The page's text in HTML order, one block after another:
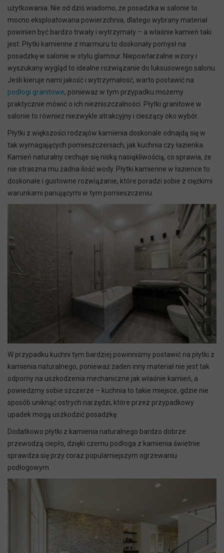
użytkowania. Nie od dziś wiadomo, że posadzka w salonie to
mocno eksploatowana powierzchnia, dlatego wybrany materiał
powinien być bardzo trwały i wytrzymały – a właśnie kamień taki
jest. Płytki kamienne z marmuru to doskonały pomysł na
posadzkę w salonie w stylu glamour. Niepowtarzalne wzory i
wyszukany wygląd to idealne rozwiązanie do luksusowego salonu.
Jeśli kieruje nami jakość i wytrzymałość, warto postawić na
podłogi granitowe, ponieważ w tym przypadku możemy
praktycznie mówić o ich niezniszczalności. Płytki granitowe w
salonie to również niezwykle atrakcyjny i cieszący oko wybór.
Płytki z większości rodzajów kamienia doskonale odnajdą się w
tak wymagających pomieszczeniach, jak kuchnia czy łazienka.
Kamień naturalny cechuje się niską nasiąkliwością, co sprawia, że
nie straszna mu żadna ilość wody. Płytki kamienne w łazience to
doskonałe i gustowne rozwiązanie, które poradzi sobie z ciężkimi
warunkami panującymi w tym pomieszczeniu.
W przypadku kuchni tym bardziej powinniśmy postawić na płytki z
kamienia naturalnego, ponieważ żaden inny materiał nie jest tak
odporny na uszkodzenia mechaniczne jak właśnie kamień, a
powiedzmy sobie szczerze – kuchnia to takie miejsce, gdzie nie
sposób uniknąć ostrych narzędzi, które przez przypadkowy
upadek mogą uszkodzić posadzkę.
Dodatkowo płytki z kamienia naturalnego bardzo dobrze
przewodzą ciepło, dzięki czemu podłoga z kamienia świetnie
sprawdza się przy coraz popularniejszym ogrzewaniu
podłogowym.